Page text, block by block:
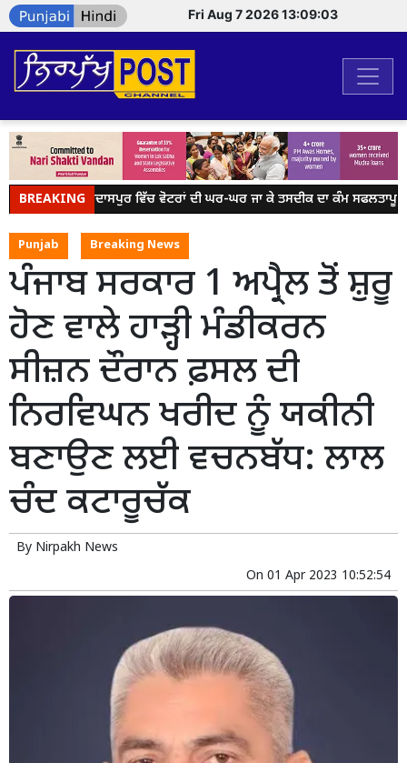
Fri Aug 7 2026 13:09:03
BREAKING
ਜ਼ਿਲ੍ਹਾ ਗੁਰਦਾਸਪੁਰ ਵਿੱਚ ਵੋਟਰਾਂ ਦੀ ਘਰ-ਘਰ ਜਾ ਕੇ ਤਸਦੀਕ ਦਾ ਕੰਮ
Punjab Breaking News
ਪੰਜਾਬ ਸਰਕਾਰ 1 ਅਪ੍ਰੈਲ ਤੋਂ ਸ਼ੁਰੂ
ਹੋਣ ਵਾਲੇ ਹਾੜ੍ਹੀ ਮੰਡੀਕਰਨ
ਸੀਜ਼ਨ ਦੌਰਾਨ ਫ਼ਸਲ ਦੀ
ਨਿਰਵਿਘਨ ਖਰੀਦ ਨੂੰ ਯਕੀਨੀ
ਬਣਾਉਣ ਲਈ ਵਚਨਬੱਧ: ਲਾਲ
ਚੰਦ ਕਟਾਰੂਚੱਕ
By Nirpakh News
On 01 Apr 2023 10:52:54